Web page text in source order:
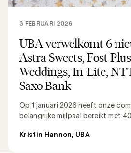
UBA verwelkomt 6
Astra Sweets, Fost
Weddings, In-Lite,
Saxo Bank
Op 1 januari 2026 heeft onze
belangrijke mijlpaal bereikt met
3 FEBRUARI 2026
Kristin Hannon, UBA